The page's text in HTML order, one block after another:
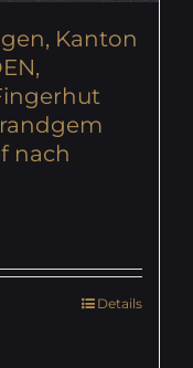
Kanton
nach
Details